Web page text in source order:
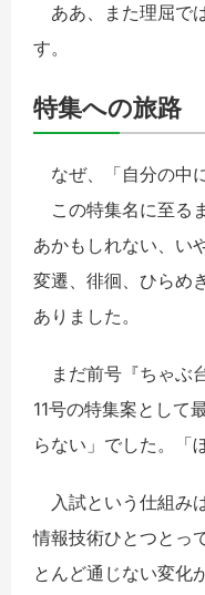
ああ、また理屈で
す。
特集への旅路
なぜ、「自分の中
この特集名に至る
あかもしれない、い
変遷、徘徊、ひらめ
ありました。
まだ前号『ちゃぶ
11号の特集案として
らない」でした。「
入試という仕組み
情報技術ひとつとっ
とんど通じない変化